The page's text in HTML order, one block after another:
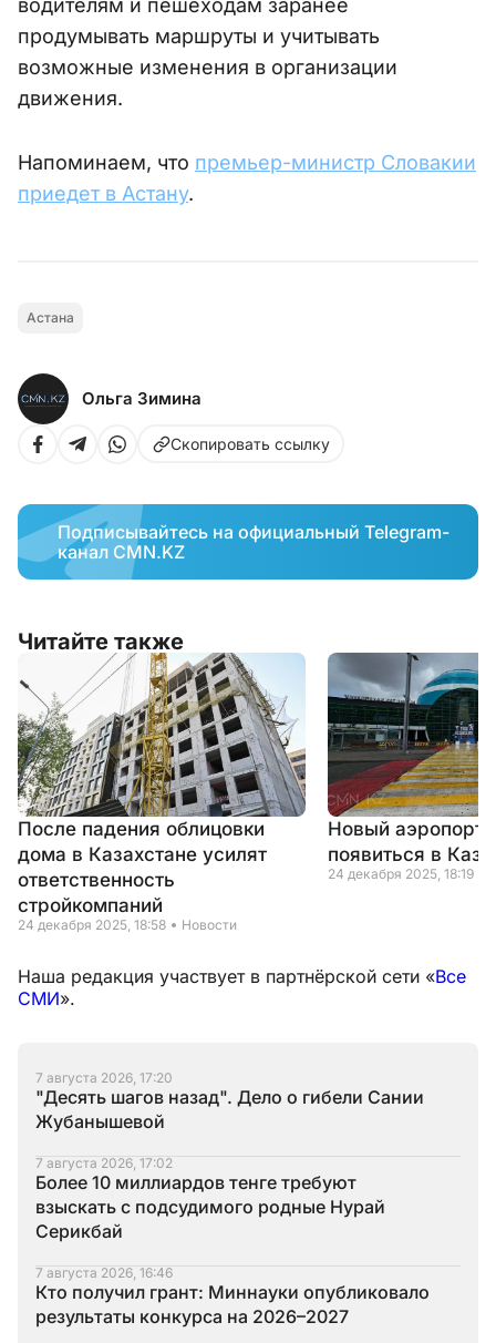
водителям и пешеходам заранее
продумывать маршруты и учитывать
возможные изменения в организации
движения.
Напоминаем, что премьер-министр Словакии
приедет в Астану.
Астана
Ольга Зимина
Скопировать ссылку
Подписывайтесь на официальный Telegram-
канал CMN.KZ
Читайте также
После падения облицовки
дома в Казахстане усилят
ответственность
стройкомпаний
24 декабря 2025, 18:58 Новости
Новый аэропорт
появиться в
24 декабря 2025, 18:19
Наша редакция участвует в партнёрской сети «Все
СМИ».
7 августа 2026, 17:20
"Десять шагов назад". Дело о гибели Сании
Жубанышевой
7 августа 2026, 17:02
Более 10 миллиардов тенге требуют
взыскать с подсудимого родные Нурай
Серикбай
7 августа 2026, 16:46
Кто получил грант: Миннауки опубликовало
результаты конкурса на 2026–2027